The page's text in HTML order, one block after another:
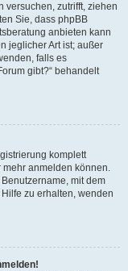
versuchen, zutrifft, ziehen
Sie, dass phpBB
anbieten kann
jeglicher Art ist; außer
falls es
gibt?“ behandelt
komplett
anmelden können.
mit dem
zu erhalten, wenden